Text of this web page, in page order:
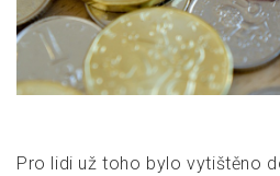
Pro lidi už toho bylo vytištěno